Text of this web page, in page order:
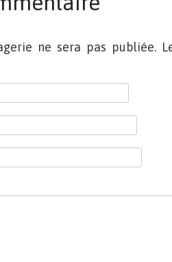
ne sera pas publiée.